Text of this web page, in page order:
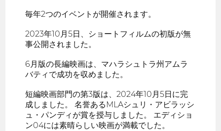
毎年2つのイベントが開催されます。
2023年10月5日、ショートフィルムの初版が無
事公開されました。
6月版の長編映画は、マハラシュトラ州アムラ
バティで成功を収めました。
短編映画部門の第3版は、2024年10月5日に完
成しました。 名誉あるMLAシュリ・アビラッシ
ュ・パンディが賞を授与しました。 エディショ
ン04には素晴らしい映画が満載でした。